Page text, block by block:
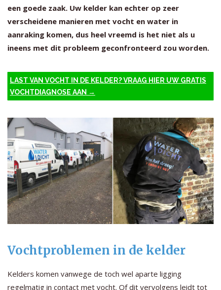
een goede zaak. Uw kelder kan echter op zeer
verscheidene manieren met vocht en water in
aanraking komen, dus heel vreemd is het niet als u
ineens met dit probleem geconfronteerd zou worden.
LAST VAN VOCHT IN DE KELDER? VRAAG HIER UW GRATIS
VOCHTDIAGNOSE AAN →
Vochtproblemen in de kelder
Kelders komen vanwege de toch wel aparte ligging
regelmatig in contact met vocht. Of dit vervolgens leidt tot